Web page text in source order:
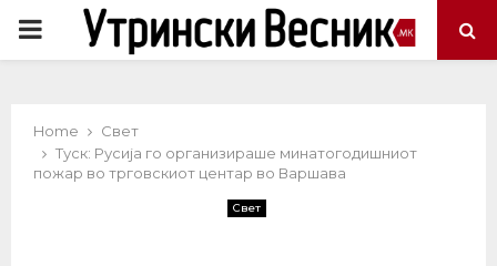
PRIMARY
Home
Свет
Туск: Русија го организираше минатогодишниот
пожар во трговскиот центар во Варшава
Свет